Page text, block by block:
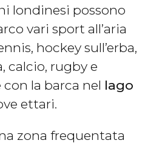
londinesi possono
vari sport all’aria
hockey sull’erba,
calcio, rugby e
la barca nel lago
ettari.
zona frequentata